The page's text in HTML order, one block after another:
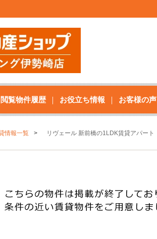
閲覧物件履歴 お役立ち情報 お客様の声
情報一覧 リヴェール 新前橋の1LDK賃貸アパート